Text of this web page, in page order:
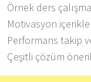
Örnek ders
Motivasyon
Performans takip
Çeşitli çözüm